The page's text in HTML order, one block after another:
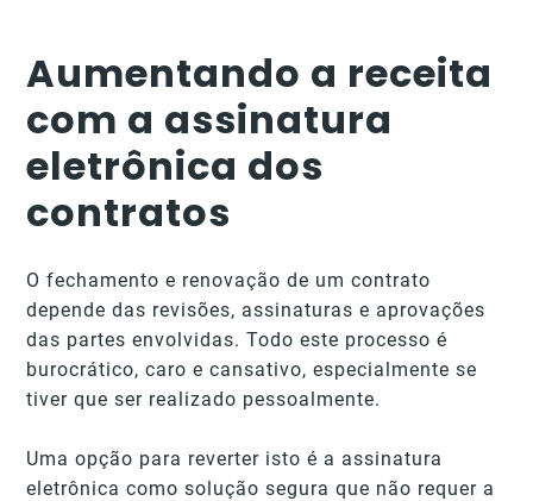
Aumentando a receita
com a assinatura
eletrônica dos
contratos
O fechamento e renovação de um contrato
depende das revisões, assinaturas e aprovações
das partes envolvidas. Todo este processo é
burocrático, caro e cansativo, especialmente se
tiver que ser realizado pessoalmente.
Uma opção para reverter isto é a assinatura
eletrônica como solução segura que não requer a